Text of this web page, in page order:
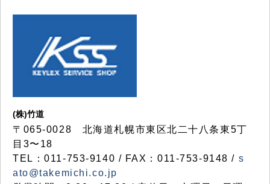
(株)竹道
〒065-0028 北海道札幌市東区北二十八条東5丁
目3〜18
TEL：011-753-9140 / FAX：011-753-9148 / s
ato@takemichi.co.jp